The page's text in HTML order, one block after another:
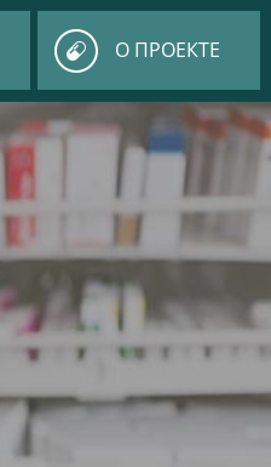
О ПРОЕКТЕ